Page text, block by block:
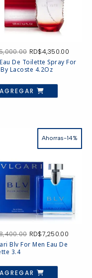
El
precio
original
RD$5,000.00.
RD$4,350.00El
precio
actual
De Toilette Spray For
Lacoste 4.2Oz
AGREGAR
Ahorras-14%
El
precio
original
RD$8,400.00.
RD$7,250.00El
Blv For Men Eau De
3.4
AGREGAR